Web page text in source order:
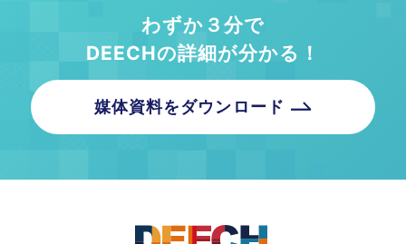
わずか３分で
DEECHの詳細が分かる！
媒体資料をダウンロード